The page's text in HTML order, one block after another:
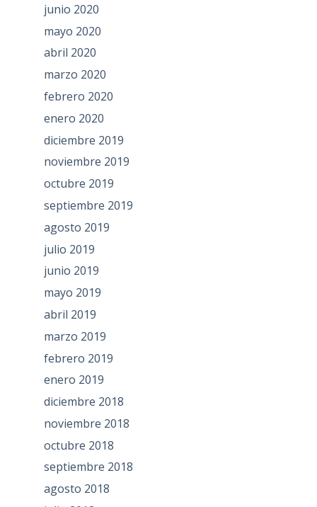
junio 2020
mayo 2020
abril 2020
marzo 2020
febrero 2020
enero 2020
diciembre 2019
noviembre 2019
octubre 2019
septiembre 2019
agosto 2019
julio 2019
junio 2019
mayo 2019
abril 2019
marzo 2019
febrero 2019
enero 2019
diciembre 2018
noviembre 2018
octubre 2018
septiembre 2018
agosto 2018